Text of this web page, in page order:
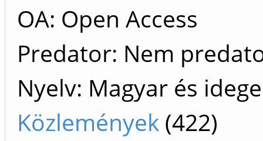
OA: Open Access
Predator: Nem
Nyelv: Magyar és
Közlemények (422)